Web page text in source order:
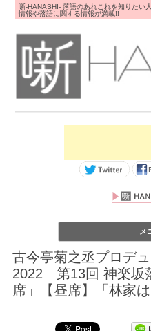
噺-HANASHI- 落語のあれこれを知りたい
情報や落語に関する情報が満載!!
メ
古今亭菊之丞プロデ
2022 第13回 神楽坂
席」【昼席】「林家